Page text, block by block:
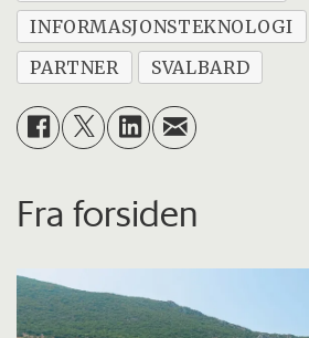
INFORMASJONSTEKNOLOGI
PARTNER
SVALBARD
Fra forsiden